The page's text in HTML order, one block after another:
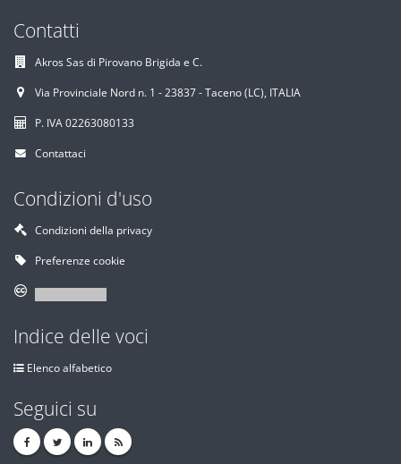
Contatti
Akros Sas di Pirovano Brigida e C.
Via Provinciale Nord n. 1 - 23837 - Taceno (LC), ITALIA
P. IVA 02263080133
Contattaci
Condizioni d'uso
Condizioni della privacy
Preferenze cookie
Indice delle voci
Elenco alfabetico
Seguici su